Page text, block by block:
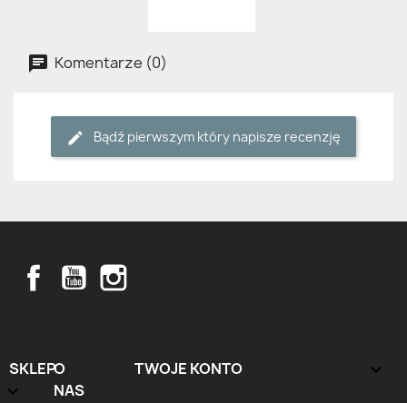
Komentarze (0)
Bądź pierwszym który napisze recenzję
FacebookYouTube
SKLEP

O
NAS
TWOJE KONTO 